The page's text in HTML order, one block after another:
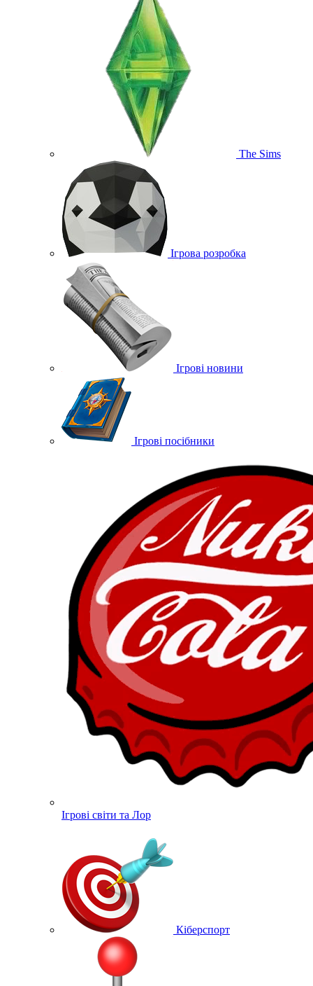
The Sims
Ігрова розробка
Ігрові новини
Ігрові посібники
Ігрові світи та Лор
Кіберспорт